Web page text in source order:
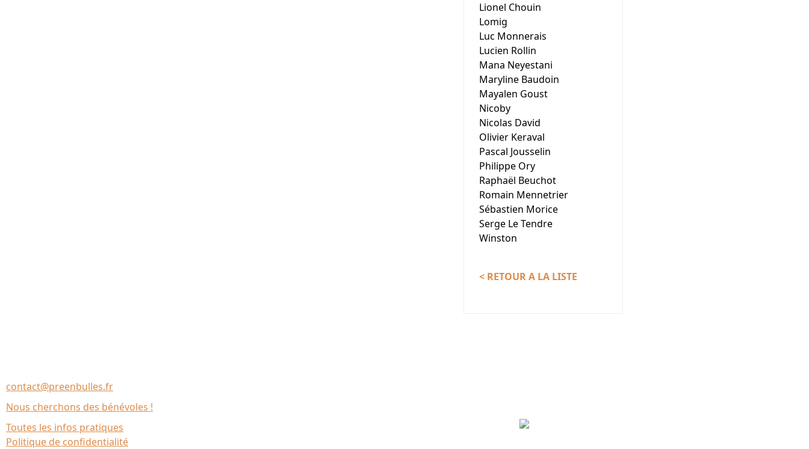
Lionel Chouin
Lomig
Luc Monnerais
Lucien Rollin
Mana Neyestani
Maryline Baudoin
Mayalen Goust
Nicoby
Nicolas David
Olivier Keraval
Pascal Jousselin
Philippe Ory
Raphaël Beuchot
Romain Mennetrier
Sébastien Morice
Serge Le Tendre
Winston
< RETOUR A LA LISTE
contact@preenbulles.fr
Nous cherchons des bénévoles !
Toutes les infos pratiques
Politique de confidentialité